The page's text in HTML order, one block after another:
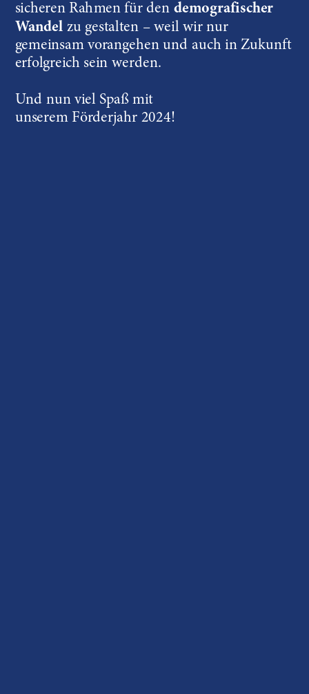
sicheren Rahmen für den demografischer
Wandel zu gestalten – weil wir nur
gemeinsam vorangehen und auch in Zukunft
erfolgreich sein werden.
Und nun viel Spaß mit
unserem Förderjahr 2024!